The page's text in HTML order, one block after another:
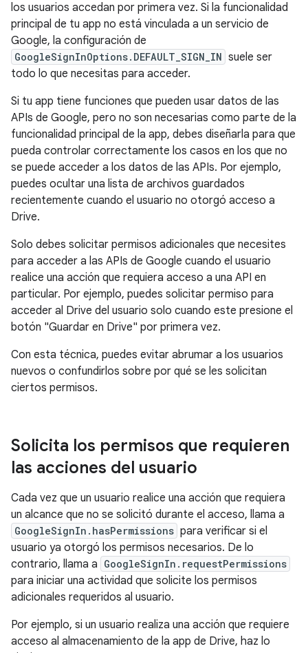
los usuarios accedan por primera vez. Si la funcionalidad
principal de tu app no está vinculada a un servicio de
Google, la configuración de
GoogleSignInOptions.DEFAULT_SIGN_IN suele ser
todo lo que necesitas para acceder.
Si tu app tiene funciones que pueden usar datos de las
APIs de Google, pero no son necesarias como parte de la
funcionalidad principal de la app, debes diseñarla para que
pueda controlar correctamente los casos en los que no
se puede acceder a los datos de las APIs. Por ejemplo,
puedes ocultar una lista de archivos guardados
recientemente cuando el usuario no otorgó acceso a
Drive.
Solo debes solicitar permisos adicionales que necesites
para acceder a las APIs de Google cuando el usuario
realice una acción que requiera acceso a una API en
particular. Por ejemplo, puedes solicitar permiso para
acceder al Drive del usuario solo cuando este presione el
botón "Guardar en Drive" por primera vez.
Con esta técnica, puedes evitar abrumar a los usuarios
nuevos o confundirlos sobre por qué se les solicitan
ciertos permisos.
Solicita los permisos que requieren
las acciones del usuario
Cada vez que un usuario realice una acción que requiera
un alcance que no se solicitó durante el acceso, llama a
GoogleSignIn.hasPermissions para verificar si el
usuario ya otorgó los permisos necesarios. De lo
contrario, llama a GoogleSignIn.requestPermissions
para iniciar una actividad que solicite los permisos
adicionales requeridos al usuario.
Por ejemplo, si un usuario realiza una acción que requiere
acceso al almacenamiento de la app de Drive, haz lo